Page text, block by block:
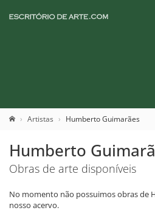
Artistas Humberto Guimarães
Humberto
Obras de arte disponíveis
No momento não possuimos obras de
nosso acervo.